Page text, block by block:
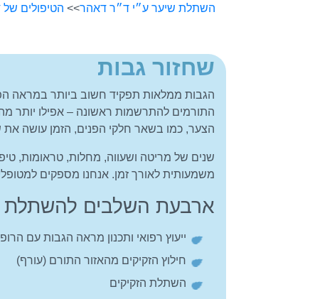
השתלת שיער ע״י ד״ר דאהר>> הטיפולים
שחזור גבות
הגבות ממלאות תפקיד חשוב ביותר במראה
התורמים להתרשמות ראשונה – אפילו יותר
הצער, כמו בשאר חלקי הפנים, הזמן עושה
שנים של מריטה ושעווה, מחלות, טראומות,
משמעותית לאורך זמן. אנחנו מספקים
ארבעת השלבים להשתלת
ייעוץ רפואי ותכנון מראה הגבות עם
חילוץ הזקיקים מהאזור התורם (עורף)
השתלת הזקיקים